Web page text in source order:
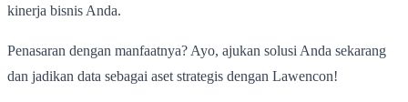
kinerja bisnis Anda.
Penasaran dengan manfaatnya? Ayo, ajukan solusi Anda sekarang
dan jadikan data sebagai aset strategis dengan Lawencon!